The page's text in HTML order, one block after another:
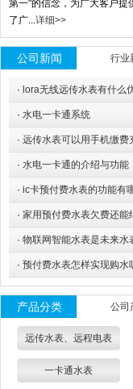
第一"的信念，为广大客户提
了广... 详细>>
公司新闻 行业
· lora无线远传水表有什么
· 水电一卡通系统
· 远传水表可以用手机缴费
· 水电一卡通的介绍与功能
· ic卡预付费水表的功能有
· 家用预付费水表欠费还能
· 物联网智能水表是未来水
· 预付费水表怎样实现购水
产品分类 公司
远传水表、远程电表
一卡通水表